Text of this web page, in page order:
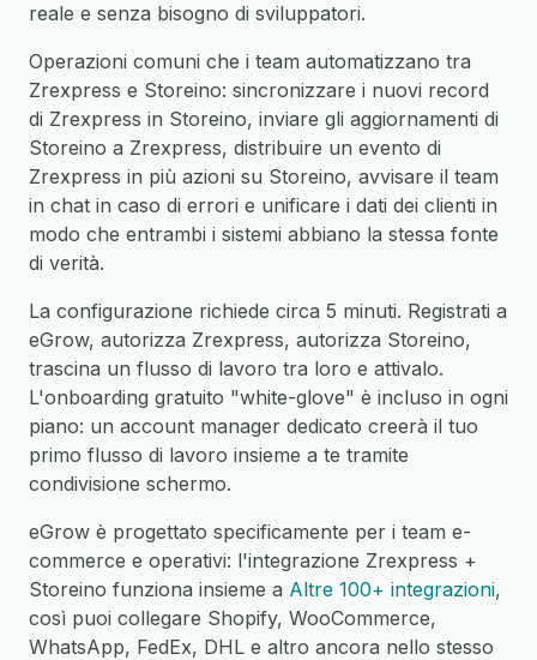
reale e senza bisogno di sviluppatori.
Operazioni comuni che i team automatizzano tra
Zrexpress e Storeino: sincronizzare i nuovi record
di Zrexpress in Storeino, inviare gli aggiornamenti di
Storeino a Zrexpress, distribuire un evento di
Zrexpress in più azioni su Storeino, avvisare il team
in chat in caso di errori e unificare i dati dei clienti in
modo che entrambi i sistemi abbiano la stessa fonte
di verità.
La configurazione richiede circa 5 minuti. Registrati a
eGrow, autorizza Zrexpress, autorizza Storeino,
trascina un flusso di lavoro tra loro e attivalo.
L'onboarding gratuito "white-glove" è incluso in ogni
piano: un account manager dedicato creerà il tuo
primo flusso di lavoro insieme a te tramite
condivisione schermo.
eGrow è progettato specificamente per i team e-
commerce e operativi: l'integrazione Zrexpress +
Storeino funziona insieme a Altre 100+ integrazioni,
così puoi collegare Shopify, WooCommerce,
WhatsApp, FedEx, DHL e altro ancora nello stesso